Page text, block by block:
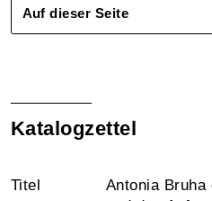
Auf dieser Seite
Katalogzettel
Titel
Antonia